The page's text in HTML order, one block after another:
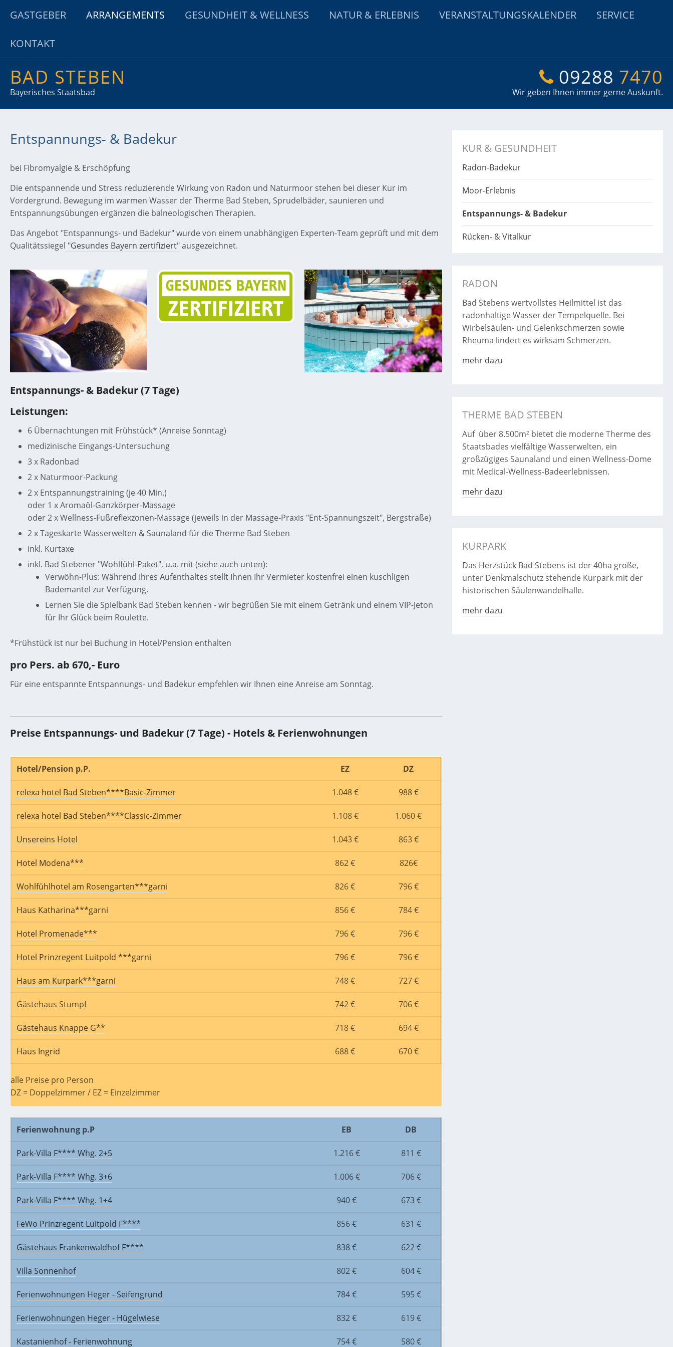
GASTGEBER ARRANGEMENTS GESUNDHEIT & WELLNESS NATUR & ERLEBNIS VERANSTALTUNGSKALENDER SERVICE
KONTAKT
Betreff
Kommentar oder Nachricht*
Ich stimme derDatenschutzerklärungzu
Absenden
BAD STEBEN
Bayerisches Staatsbad
09288 7470
Wir geben Ihnen immer gerne Auskunft.
Entspannungs- & Badekur
bei Fibromyalgie & Erschöpfung
Die entspannende und Stress reduzierende Wirkung von Radon und Naturmoor stehen bei dieser Kur im
Vordergrund. Bewegung im warmen Wasser der Therme Bad Steben, Sprudelbäder, saunieren und
Entspannungsübungen ergänzen die balneologischen Therapien.
Das Angebot "Entspannungs- und Badekur" wurde von einem unabhängigen Experten-Team geprüft und mit dem
Qualitätssiegel "Gesundes Bayern zertifiziert"ausgezeichnet.
Entspannungs- & Badekur (7 Tage)
Leistungen:
6 Übernachtungen mit Frühstück* (Anreise Sonntag)
medizinische Eingangs-Untersuchung
3 x Radonbad
2 x Naturmoor-Packung
2 x Entspannungstraining (je 40 Min.)
oder 1 x Aromaöl-Ganzkörper-Massage
oder 2 x Wellness-Fußreflexzonen-Massage (jeweils in der Massage-Praxis "Ent-Spannungszeit", Bergstraße)
2 x Tageskarte Wasserwelten & Saunaland für die Therme Bad Steben
inkl. Kurtaxe
inkl. Bad Stebener "Wohlfühl-Paket", u.a. mit (siehe auch unten):
Verwöhn-Plus: Während Ihres Aufenthaltes stellt Ihnen Ihr Vermieter kostenfrei einen kuschligen
Bademantel zur Verfügung.
Lernen Sie die Spielbank Bad Steben kennen - wir begrüßen Sie mit einem Getränk und einem VIP-Jeton
für Ihr Glück beim Roulette.
*Frühstück ist nur bei Buchung in Hotel/Pension enthalten
pro Pers. ab 670,- Euro
Für eine entspannte Entspannungs- und Badekur empfehlen wir Ihnen eine Anreise am Sonntag.
Preise Entspannungs- und Badekur (7 Tage) - Hotels & Ferienwohnungen
Hotel/Pension p.P. EZ DZ
relexa hotel Bad Steben****Basic-Zimmer 1.048 € 988 €
relexa hotel Bad Steben****Classic-Zimmer 1.108 € 1.060 €
Unsereins Hotel 1.043 € 863 €
Hotel Modena*** 862 € 826€
Wohlfühlhotel am Rosengarten***garni 826 € 796 €
Haus Katharina***garni 856 € 784 €
Hotel Promenade*** 796 € 796 €
Hotel Prinzregent Luitpold ***garni 796 € 796 €
Haus am Kurpark***garni 748 € 727 €
Gästehaus Stumpf 742 € 706 €
Gästehaus Knappe G** 718 € 694 €
Haus Ingrid 688 € 670 €
alle Preise pro Person
DZ = Doppelzimmer / EZ = Einzelzimmer
Ferienwohnung p.P EB DB
Park-Villa F**** Whg. 2+5 1.216 € 811 €
Park-Villa F**** Whg. 3+6 1.006 € 706 €
Park-Villa F**** Whg. 1+4 940 € 673 €
FeWo Prinzregent Luitpold F**** 856 € 631 €
Gästehaus Frankenwaldhof F**** 838 € 622 €
Villa Sonnenhof 802 € 604 €
Ferienwohnungen Heger - Seifengrund 784 € 595 €
Ferienwohnungen Heger - Hügelwiese 832 € 619 €
Kastanienhof - Ferienwohnung 754 € 580 €
KUR & GESUNDHEIT
Radon-Badekur
Moor-Erlebnis
Entspannungs- & Badekur
Rücken- & Vitalkur
RADON
Bad Stebens wertvollstes Heilmittel ist das
radonhaltige Wasser der Tempelquelle. Bei
Wirbelsäulen- und Gelenkschmerzen sowie
Rheuma lindert es wirksam Schmerzen.
mehr dazu
THERME BAD STEBEN
Auf über 8.500m² bietet die moderne Therme des
Staatsbades vielfältige Wasserwelten, ein
großzügiges Saunaland und einen Wellness-Dome
mit Medical-Wellness-Badeerlebnissen.
mehr dazu
KURPARK
Das Herzstück Bad Stebens ist der 40ha große,
unter Denkmalschutz stehende Kurpark mit der
historischen Säulenwandelhalle.
mehr dazu